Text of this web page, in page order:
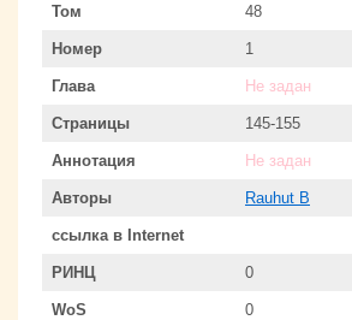
Том 48
Номер 1
Глава Не задан
Страницы 145-155
Аннотация Не задан
Авторы Rauhut B
ссылка в Internet
РИНЦ 0
WoS 0